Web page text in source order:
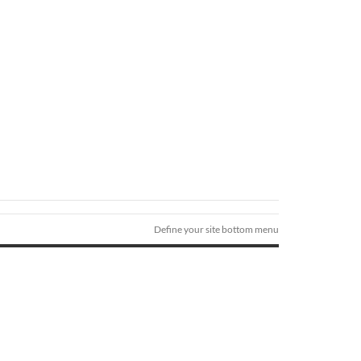
Define your site bottom menu